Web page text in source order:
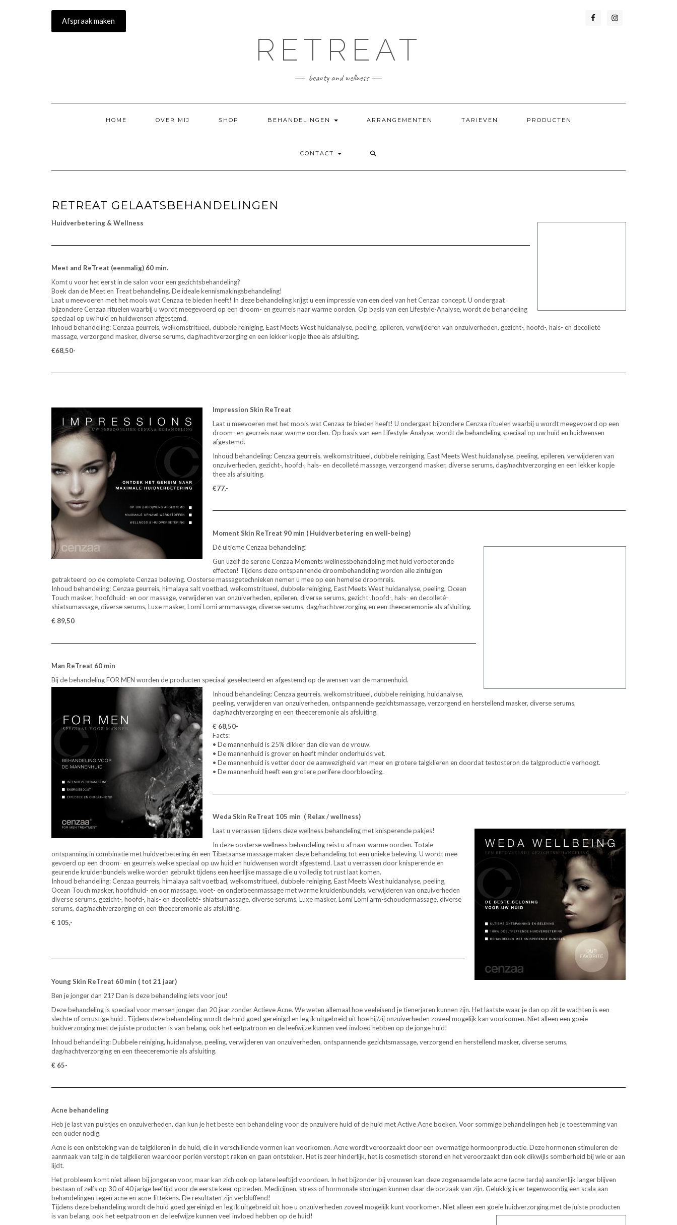
Afspraak maken
RETREAT
beauty and wellness
HOME OVER MIJ SHOP BEHANDELINGEN ARRANGEMENTEN TARIEVEN PRODUCTEN
CONTACT
RETREAT GELAATSBEHANDELINGEN
Huidverbetering & Wellness
Meet and ReTreat (eenmalig) 60 min.
Komt u voor het eerst in de salon voor een gezichtsbehandeling?
Boek dan de Meet en Treat behandeling. De ideale kennismakingsbehandeling!
Laat u meevoeren met het moois wat Cenzaa te bieden heeft! In deze behandeling krijgt u een impressie van een deel van het Cenzaa concept. U ondergaat
bijzondere Cenzaa rituelen waarbij u wordt meegevoerd op een droom- en geurreis naar warme oorden. Op basis van een Lifestyle-Analyse, wordt de behandeling
speciaal op uw huid en huidwensen afgestemd.
Inhoud behandeling: Cenzaa geurreis, welkomstritueel, dubbele reiniging, East Meets West huidanalyse, peeling, epileren, verwijderen van onzuiverheden, gezicht-, hoofd-, hals- en decolleté
massage, verzorgend masker, diverse serums, dag/nachtverzorging en een lekker kopje thee als afsluiting.
€68,50-
Impression Skin ReTreat
Laat u meevoeren met het moois wat Cenzaa te bieden heeft! U ondergaat bijzondere Cenzaa rituelen waarbij u wordt meegevoerd op een
droom- en geurreis naar warme oorden. Op basis van een Lifestyle-Analyse, wordt de behandeling speciaal op uw huid en huidwensen
afgestemd.
Inhoud behandeling: Cenzaa geurreis, welkomstritueel, dubbele reiniging, East Meets West huidanalyse, peeling, epileren, verwijderen van
onzuiverheden, gezicht-, hoofd-, hals- en decolleté massage, verzorgend masker, diverse serums, dag/nachtverzorging en een lekker kopje
thee als afsluiting.
€77,-
Moment Skin ReTreat 90 min ( Huidverbetering en well-being)
Dé ultieme Cenzaa behandeling!
Gun uzelf de serene Cenzaa Moments wellnessbehandeling met huid verbeterende
effecten! Tijdens deze ontspannende droombehandeling worden alle zintuigen
getrakteerd op de complete Cenzaa beleving. Oosterse massagetechnieken nemen u mee op een hemelse droomreis.
Inhoud behandeling: Cenzaa geurreis, himalaya salt voetbad, welkomstritueel, dubbele reiniging, East Meets West huidanalyse, peeling, Ocean
Touch masker, hoofdhuid- en oor massage, verwijderen van onzuiverheden, epileren, diverse serums, gezicht-,hoofd-, hals- en decolleté-
shiatsumassage, diverse serums, Luxe masker, Lomi Lomi armmassage, diverse serums, dag/nachtverzorging en een theeceremonie als afsluiting.
€ 89,50
Man ReTreat 60 min
Bij de behandeling FOR MEN worden de producten speciaal geselecteerd en afgestemd op dewensen van de mannenhuid.
Inhoud behandeling: Cenzaa geurreis, welkomstritueel, dubbele reiniging, huidanalyse,
peeling, verwijderen van onzuiverheden, ontspannende gezichtsmassage, verzorgend en herstellend masker, diverse serums,
dag/nachtverzorging en een theeceremonie als afsluiting.
€ 68,50-
Facts:
• De mannenhuid is 25% dikker dan die van de vrouw.
• De mannenhuid is grover en heeft minder onderhuids vet.
• De mannenhuid is vetter door de aanwezigheid van meer en grotere talgklieren en doordat testosteron de talgproductie verhoogt.
• De mannenhuid heeft een grotere perifere doorbloeding.
Weda Skin ReTreat 105 min ( Relax / wellness)
Laat u verrassen tijdens deze wellness behandeling met knisperende pakjes!
In deze oosterse wellness behandeling reist u af naar warme oorden. Totale
ontspanning in combinatie met huidverbetering én een Tibetaanse massage maken deze behandeling tot een unieke beleving. U wordt mee
gevoerd op een droom- en geurreis welke speciaal op uw huid en huidwensen wordt afgestemd. Laat u verrassen door knisperende en
geurende kruidenbundels welke worden gebruikt tijdens een heerlijke massage die u volledig tot rust laat komen.
Inhoud behandeling: Cenzaa geurreis, himalaya salt voetbad, welkomstritueel, dubbele reiniging, East Meets West huidanalyse, peeling,
Ocean Touch masker, hoofdhuid- en oor massage, voet- en onderbeenmassage met warme kruidenbundels, verwijderen van onzuiverheden
diverse serums, gezicht-, hoofd-, hals- en decolleté- shiatsumassage, diverse serums, Luxe masker, Lomi Lomi arm-schoudermassage, diverse
serums, dag/nachtverzorging en een theeceremonie als afsluiting.
€ 105,-
Young Skin ReTreat 60 min ( tot 21 jaar)
Ben je jonger dan 21? Dan is deze behandeling iets voor jou!
Deze behandeling is speciaal voor mensen jonger dan 20 jaar zonder Actieve Acne. We weten allemaal hoe veeleisend je tienerjaren kunnen zijn. Het laatste waar je dan op zit te wachten is een
slechte of onrustige huid . Tijdens deze behandeling wordt de huid goed gereinigd en leg ik uitgebreid uit hoe hij/zij onzuiverheden zoveel mogelijk kan voorkomen. Niet alleen een goeie
huidverzorging met de juiste producten is van belang, ook het eetpatroon en de leefwijze kunnen veel invloed hebben op de jonge huid!
Inhoud behandeling: Dubbele reiniging, huidanalyse, peeling, verwijderen van onzuiverheden, ontspannende gezichtsmassage, verzorgend en herstellend masker, diverse serums,
dag/nachtverzorging en een theeceremonie als afsluiting.
€ 65-
Acne behandeling
Heb je last van puistjes en onzuiverheden, dan kun je het beste een behandeling voor de onzuivere huid of de huid met Active Acne boeken. Voor sommige behandelingen heb je toestemming van
een ouder nodig.
Acne is een ontsteking van de talgklieren in de huid, die in verschillende vormen kan voorkomen. Acne wordt veroorzaakt door een overmatige hormoonproductie. Deze hormonen stimuleren de
aanmaak van talg in de talgklieren waardoor poriën verstopt raken en gaan ontsteken. Het is zeer hinderlijk, het is cosmetisch storend en het veroorzaakt dan ook dikwijls somberheid bij wie er aan
lijdt.
Het probleem komt niet alleen bij jongeren voor, maar kan zich ook op latere leeftijd voordoen. In het bijzonder bij vrouwen kan deze zogenaamde late acne (acne tarda) aanzienlijk langer blijven
bestaan of zelfs op 30 of 40 jarige leeftijd voor de eerste keer optreden. Medicijnen, stress of hormonale storingen kunnen daar de oorzaak van zijn. Gelukkig is er tegenwoordig een scala aan
behandelingen tegen acne en acne-littekens. De resultaten zijn verbluffend!
Tijdens deze behandeling wordt de huid goed gereinigd en leg ik uitgebreid uit hoe u onzuiverheden zoveel mogelijk kunt voorkomen. Niet alleen een goeie huidverzorging met de juiste producten
is van belang, ook het eetpatroon en de leefwijze kunnen veel invloed hebben op de huid!